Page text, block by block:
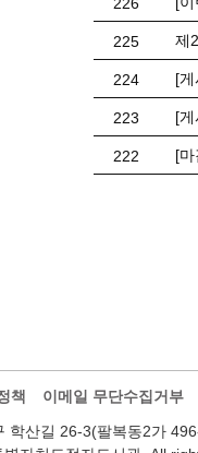
226
225 제
224 [
223 [
222 [
책
이메일 무단수집거부
학산길 26-3(팔복동2가